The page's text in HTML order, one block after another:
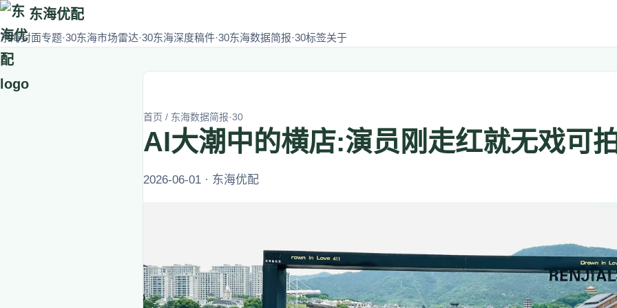
东海优配
东海封面专题·30东海市场雷达·30东海深度稿件·30东海数据简报·30标签关于
首页 / 东海数据简报·30
AI大潮中的横店:演员刚走红就无戏可
2026-06-01 · 东海优配